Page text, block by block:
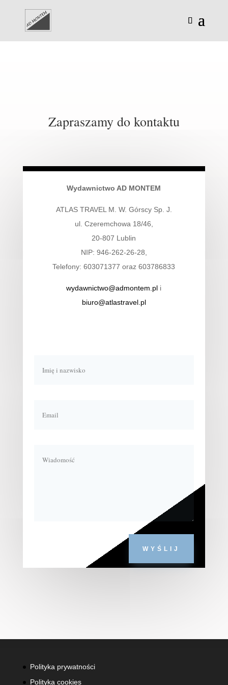
Zapraszamy do kontaktu
Wydawnictwo AD MONTEM
ATLAS TRAVEL M. W. Górscy Sp. J.
ul. Czeremchowa 18/46,
20-807 Lublin
NIP: 946-262-26-28,
Telefony: 603071377 oraz 603786833
wydawnictwo@admontem.pl i
biuro@atlastravel.pl
WYŚLIJ
Polityka prywatności
Polityka cookies